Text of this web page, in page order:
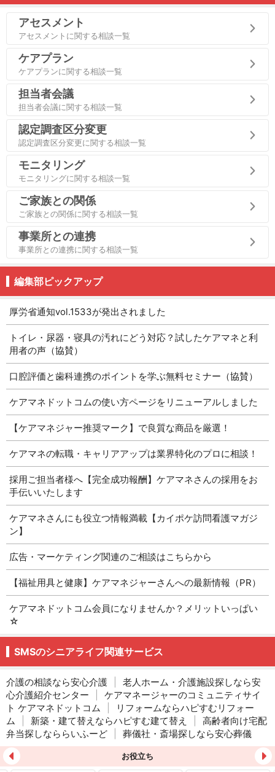
アセスメント
アセスメントに関する相談一覧
ケアプラン
ケアプランに関する相談一覧
担当者会議
担当者会議に関する相談一覧
認定調査区分変更
認定調査区分変更に関する相談一覧
モニタリング
モニタリングに関する相談一覧
ご家族との関係
ご家族との関係に関する相談一覧
事業所との連携
事業所との連携に関する相談一覧
編集部ピックアップ
厚労省通知vol.1533が発出されました
トイレ・尿器・寝具の汚れにどう対応？試したケアマネと利
用者の声（協賛）
口腔評価と歯科連携のポイントを学ぶ無料セミナー（協賛）
ケアマネドットコムの使い方ページをリニューアルしました
【ケアマネジャー推奨マーク】で良質な商品を厳選！
ケアマネの転職・キャリアアップは業界特化のプロに相談！
採用ご担当者様へ【完全成功報酬】ケアマネさんの採用をお
手伝いいたします
ケアマネさんにも役立つ情報満載【カイポケ訪問看護マガジ
ン】
広告・マーケティング関連のご相談はこちらから
【福祉用具と健康】ケアマネジャーさんへの最新情報（PR）
ケアマネドットコム会員になりませんか？メリットいっぱい
☆
SMSのシニアライフ関連サービス
介護の相談なら安心介護
老人ホーム・介護施設探しなら安
心介護紹介センター
ケアマネージャーのコミュニティサイ
ト ケアマネドットコム
リフォームならハピすむリフォー
ム
新築・建て替えならハピすむ建て替え
高齢者向け宅配
弁当探しなららいふーど
葬儀社・斎場探しなら安心葬儀
お役立ち